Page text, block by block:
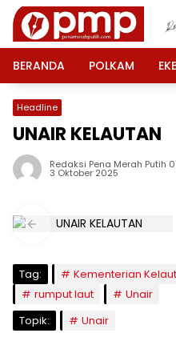
Langsung
konten
BERANDA
POLKAM
Headline
UNAIR KELAUTAN
Redaksi Pena Merah Putih
3 Oktober 2025
Tag:
Kementerian
rumput laut
Unair
Topik:
Unair